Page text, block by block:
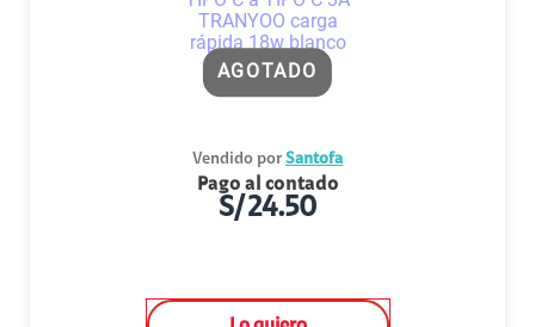
AGOTADO
Vendido por Santofa
Pago al contado
S/24.50